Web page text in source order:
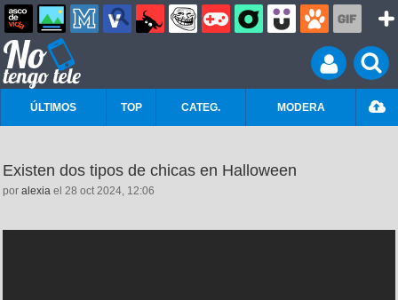
ÚLTIMOS TOP CATEG. MODERA
Existen dos tipos de chicas en Halloween
por alexia el 28 oct 2024, 12:06